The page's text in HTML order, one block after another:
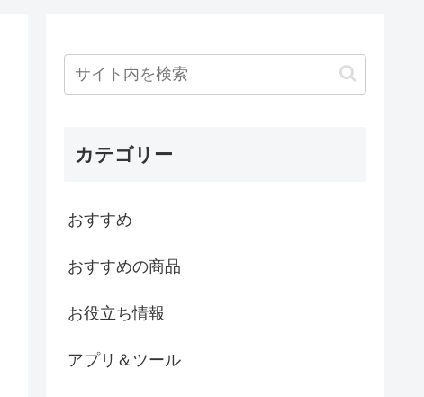
カテゴリー
おすすめ
おすすめの商品
お役立ち情報
アプリ＆ツール